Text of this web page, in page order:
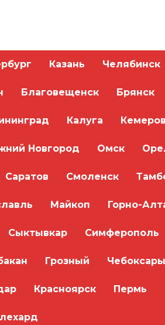
Казань Челябинск
Благовещенск Брянск
Калуга
Новгород Омск
Саратов Смоленск
Майкоп Горно-
Сыктывкар Симферополь
Грозный Чебоксары
Красноярск Пермь